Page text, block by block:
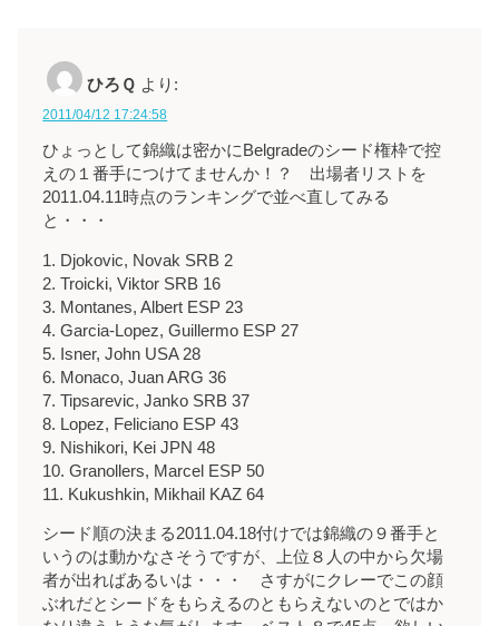
ひろＱ より:
2011/04/12 17:24:58
ひょっとして錦織は密かにBelgradeのシード権枠で控
えの１番手につけてませんか！？ 出場者リストを
2011.04.11時点のランキングで並べ直してみる
と・・・
1. Djokovic, Novak SRB 2
2. Troicki, Viktor SRB 16
3. Montanes, Albert ESP 23
4. Garcia-Lopez, Guillermo ESP 27
5. Isner, John USA 28
6. Monaco, Juan ARG 36
7. Tipsarevic, Janko SRB 37
8. Lopez, Feliciano ESP 43
9. Nishikori, Kei JPN 48
10. Granollers, Marcel ESP 50
11. Kukushkin, Mikhail KAZ 64
シード順の決まる2011.04.18付けでは錦織の９番手と
いうのは動かなさそうですが、上位８人の中から欠場
者が出ればあるいは・・・ さすがにクレーでこの顔
ぶれだとシードをもらえるのともらえないのとではか